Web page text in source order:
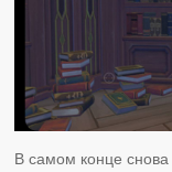
В самом конце снова